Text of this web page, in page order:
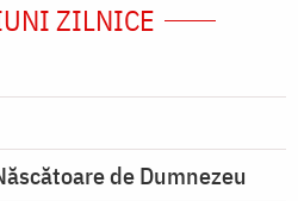
ZILNICE
de Dumnezeu